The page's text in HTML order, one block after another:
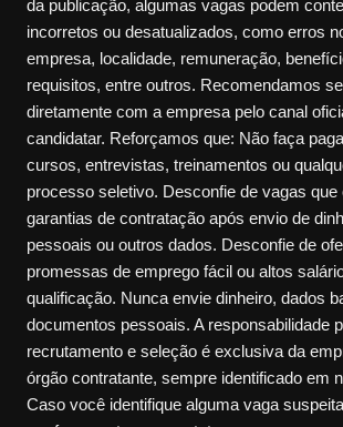
da publicação, algumas vagas podem
incorretos ou desatualizados, como erros
empresa, localidade, remuneração,
requisitos, entre outros. Recomendamos
diretamente com a empresa pelo canal
candidatar. Reforçamos que: Não faça
cursos, entrevistas, treinamentos ou
processo seletivo. Desconfie de vagas que
garantias de contratação após envio de
pessoais ou outros dados. Desconfie de
promessas de emprego fácil ou altos
qualificação. Nunca envie dinheiro, dados
documentos pessoais. A responsabilidade
recrutamento e seleção é exclusiva da
órgão contratante, sempre identificado em
Caso você identifique alguma vaga